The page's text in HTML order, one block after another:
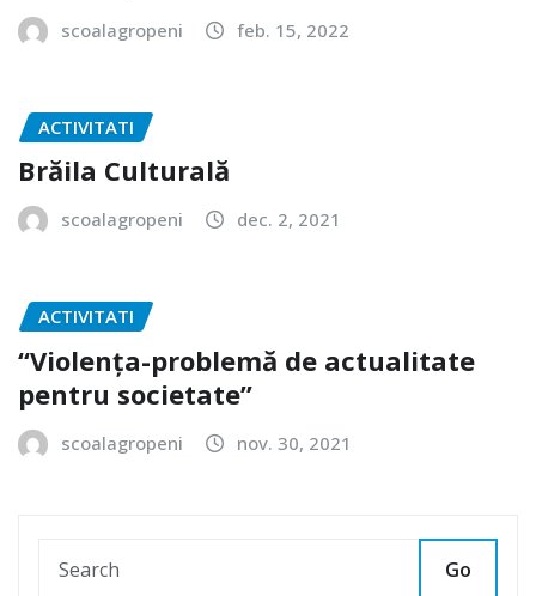
scoalagropeni feb. 15, 2022
ACTIVITATI
Brăila Culturală
scoalagropeni dec. 2, 2021
ACTIVITATI
“Violenţa-problemă de actualitate
pentru societate”
scoalagropeni nov. 30, 2021
Go